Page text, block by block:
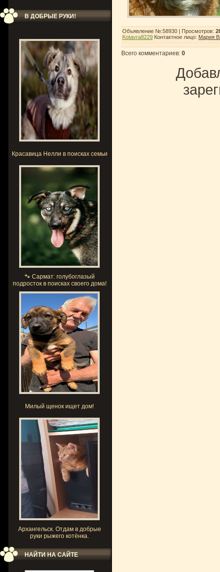
В ДОБРЫЕ РУКИ!
Красавица Нелли в поисках семьи
🐾 Сармат: голубоглазый
подросток в поисках своего дома!
Милый щенок ищет дом!
Архангельск. Отдам в добрые
руки рыжего котёнка.
НАЙТИ НА САЙТЕ
Объявление №:58930 | Просмотров:
Kotavra8229 Контактное лицо: Мария
Всего комментариев: 0